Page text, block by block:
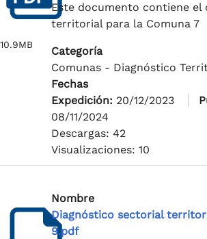
10.9MB
Este documento contiene el
territorial para la Comuna 7
Categoría
Comunas - Diagnóstico
Fechas
Expedición: 20/12/2023
08/11/2024
Descargas: 42
Visualizaciones: 10
Nombre
Diagnóstico sectorial
9.pdf